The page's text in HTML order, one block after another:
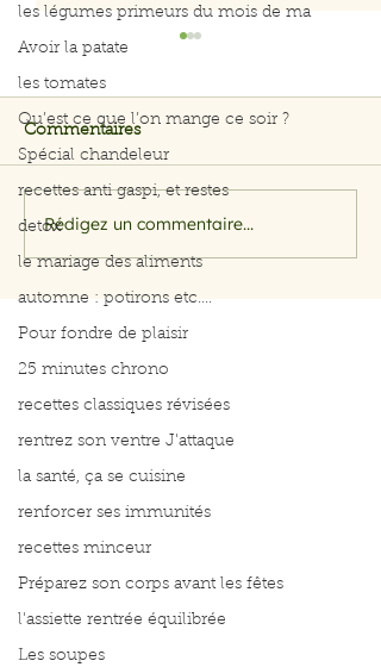
les légumes primeurs du mois de ma
Avoir la patate
les tomates
Qu’est ce que l’on mange ce soir ?
Spécial chandeleur
recettes anti gaspi, et restes
detox
le mariage des aliments
automne : potirons etc....
Pour fondre de plaisir
25 minutes chrono
recettes classiques révisées
rentrez son ventre J'attaque
la santé, ça se cuisine
renforcer ses immunités
recettes minceur
Préparez son corps avant les fêtes
l'assiette rentrée équilibrée
Les soupes
Filet de saumon aux
herbes et citron
Commentaires
Rédigez un commentaire...